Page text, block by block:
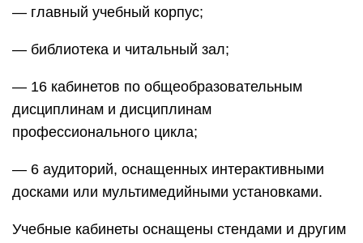
— главный учебный корпус;
— библиотека и читальный зал;
— 16 кабинетов по общеобразовательным
дисциплинам и дисциплинам
профессионального цикла;
— 6 аудиторий, оснащенных интерактивными
досками или мультимедийными установками.
Учебные кабинеты оснащены стендами и другим